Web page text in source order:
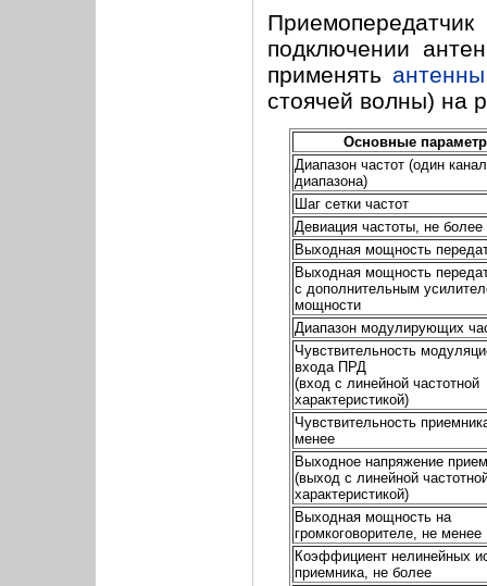
подключении
применять
стоячей волны) на
Основные
Диапазон частот (один
диапазона)
Шаг сетки частот
Девиация частоты, не более
Выходная мощность
Выходная мощность
с дополнительным
мощности
Диапазон модулирующих
Чувствительность
входа ПРД
(вход с линейной частотной
характеристикой)
Чувствительность
менее
Выходное напряжение
(выход с линейной
характеристикой)
Выходная мощность на
громкоговорителе, не менее
Коэффициент нелинейных
приемника, не более